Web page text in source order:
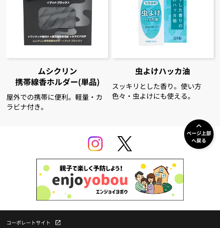
ムシクリン
携帯線香ホルダー(単品)
屋外での携帯に便利。軽量・カ
ラビナ付き。
虫よけハッカ油
スッキリとした香り。使い方
色々・虫よけにも使える。
ページ上部
へ戻る
コーポレートサイト